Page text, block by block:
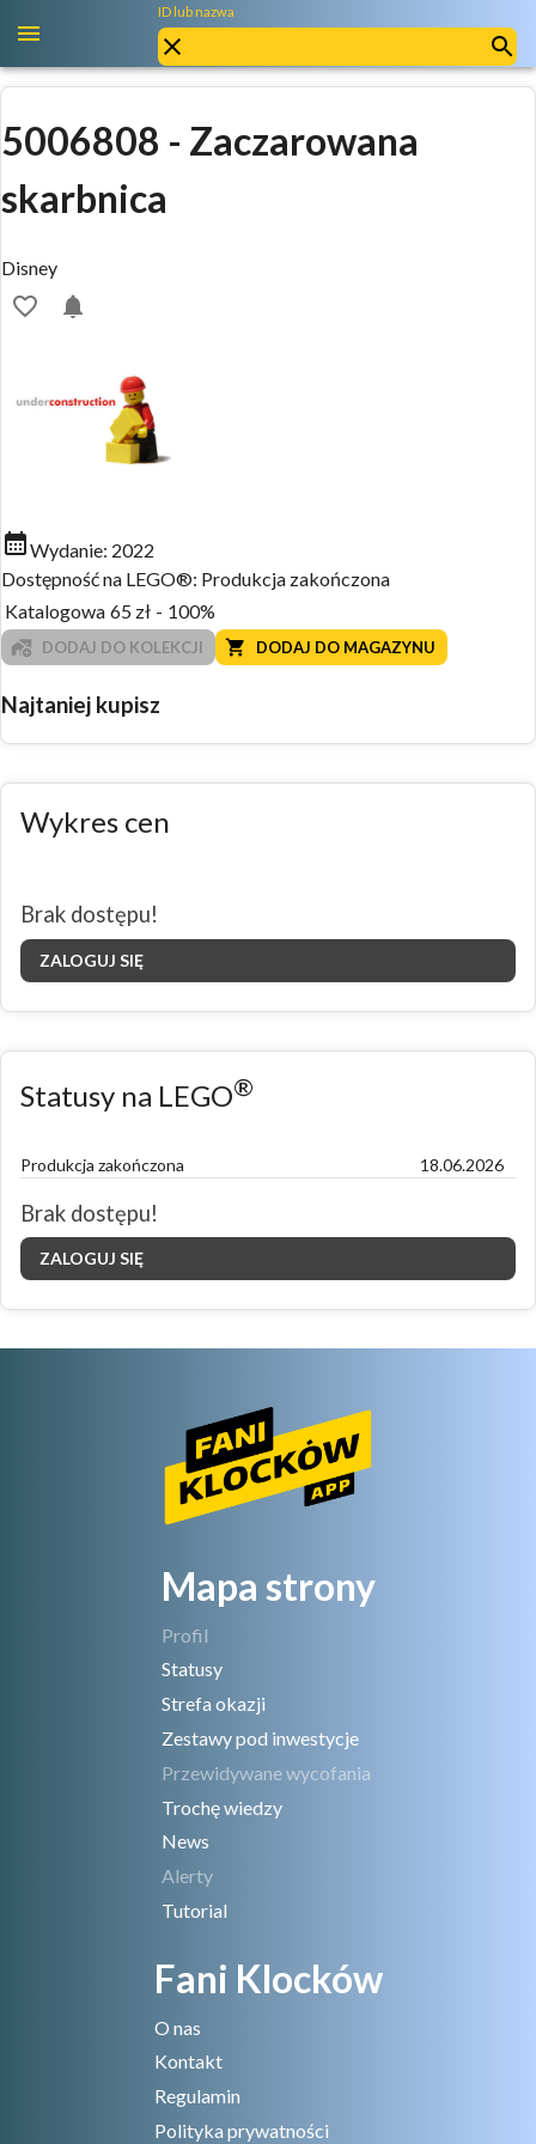
ID lub nazwa
5006808 - Zaczarowana
skarbnica
Disney
Wydanie: 2022
Dostępność na LEGO®: Produkcja zakończona
Katalogowa 65 zł - 100%
DODAJ DO KOLEKCJI DODAJ DO MAGAZYNU
Najtaniej kupisz
Wykres cen
Brak dostępu!
ZALOGUJ SIĘ
Statusy na LEGO®
Produkcja zakończona 18.06.2026
Brak dostępu!
ZALOGUJ SIĘ
Mapa strony
Profil
Statusy
Strefa okazji
Zestawy pod inwestycje
Przewidywane wycofania
Trochę wiedzy
News
Alerty
Tutorial
Fani Klocków
O nas
Kontakt
Regulamin
Polityka prywatności